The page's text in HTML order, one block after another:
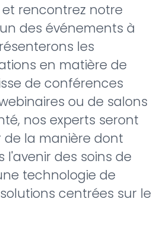
rencontrez notre
des événements à
les
en matière de
de conférences
ou de salons
nos experts seront
la manière dont
l'avenir des soins de
technologie de
centrées sur le